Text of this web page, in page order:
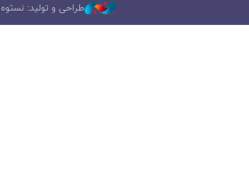
طراحی و تولید: نستوه